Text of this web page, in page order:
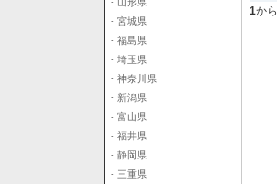
- 宮城県
- 福島県
- 埼玉県
- 神奈川県
- 新潟県
- 富山県
- 福井県
- 静岡県
- 三重県
1から